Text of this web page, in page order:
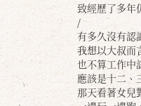
致經歷了多年
/
有多久沒有認
我想以大叔而
也不算工作中
應該是十二、
那天看著女兒